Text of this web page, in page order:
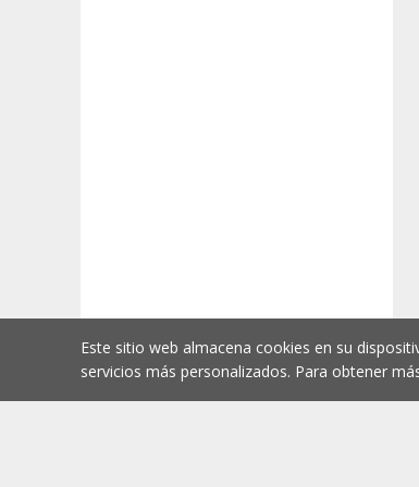
Este sitio web almacena cookies en su
servicios más personalizados. Para obtener